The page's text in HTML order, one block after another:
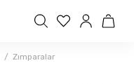
Zımparalar